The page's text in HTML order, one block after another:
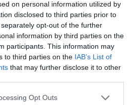
on personal information utilized by
disclosed to third parties prior to
opt-out of the further
information by third parties on the
participants. This information may
to third parties on the IAB’s List of
that may further disclose it to other
Opt Outs
de Festas de Águas 2026 organiza
ponto de encontro às 09:00h, na
é obrigatória e deve ser feita até
reforço alimentar e almoço.